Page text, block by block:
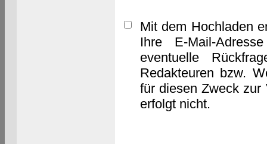
Mit dem Hochladen
Ihre E-Mail-
eventuelle
Redakteuren bzw.
für diesen Zweck zur
erfolgt nicht.